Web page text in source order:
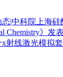
态|中科院上海
Chemistry》发
x射线激光模拟